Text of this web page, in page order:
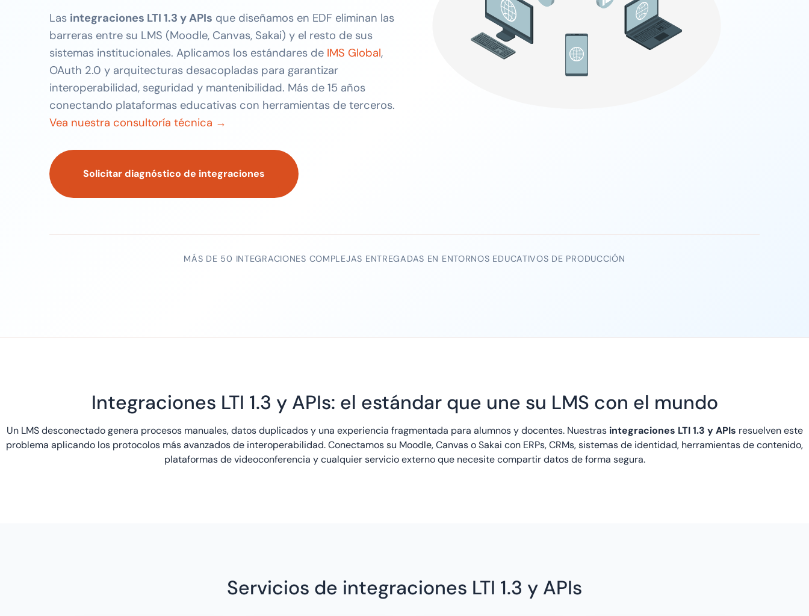
Las integraciones LTI 1.3 y APIs que diseñamos en EDF eliminan las
barreras entre su LMS (Moodle, Canvas, Sakai) y el resto de sus
sistemas institucionales. Aplicamos los estándares de IMS Global,
OAuth 2.0 y arquitecturas desacopladas para garantizar
interoperabilidad, seguridad y mantenibilidad. Más de 15 años
conectando plataformas educativas con herramientas de terceros.
Vea nuestra consultoría técnica →
Solicitar diagnóstico de integraciones
MÁS DE 50 INTEGRACIONES COMPLEJAS ENTREGADAS EN ENTORNOS EDUCATIVOS DE PRODUCCIÓN
Integraciones LTI 1.3 y APIs: el estándar que une su LMS con el mundo
Un LMS desconectado genera procesos manuales, datos duplicados y una experiencia fragmentada para alumnos y docentes. Nuestras integraciones LTI 1.3 y APIs resuelven este
problema aplicando los protocolos más avanzados de interoperabilidad. Conectamos su Moodle, Canvas o Sakai con ERPs, CRMs, sistemas de identidad, herramientas de contenido,
plataformas de videoconferencia y cualquier servicio externo que necesite compartir datos de forma segura.
Servicios de integraciones LTI 1.3 y APIs